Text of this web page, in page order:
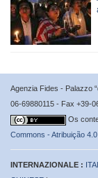
Agenzia Fides - Palazzo
06-69880115 - Fax +39-
Os
Commons - Atribuição
INTERNAZIONALE :